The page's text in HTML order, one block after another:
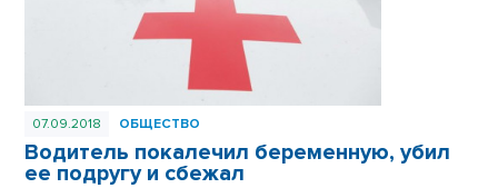
07.09.2018 ОБЩЕСТВО
Водитель покалечил беременную, убил
ее подругу и сбежал